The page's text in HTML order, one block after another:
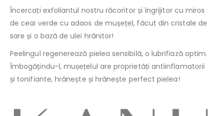
Încercați exfoliantul nostru răcoritor și îngrijitor cu miros
de ceai verde cu adaos de mușețel, făcut din cristale de
sare și o bază de ulei hrănitor!
Peelingul regenerează pielea sensibilă, o lubrifiază optim.
Îmbogățindu-l, mușețelul are proprietăți antiinflamatorii
și tonifiante, hrănește și hrănește perfect pielea!